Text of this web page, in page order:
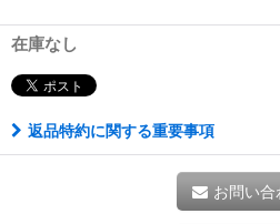
在庫なし
返品特約に関する重要事項
お問い合